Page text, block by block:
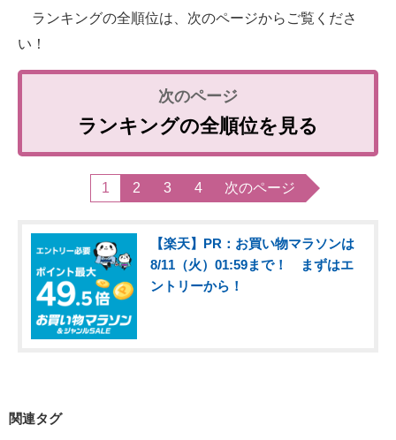
ランキングの全順位は、次のページからご覧くださ
い！
ランキングの全順位を見る
1 2 3 4 次のページ
【楽天】PR：お買い物マラソンは
8/11（火）01:59まで！ まずはエ
ントリーから！
関連タグ